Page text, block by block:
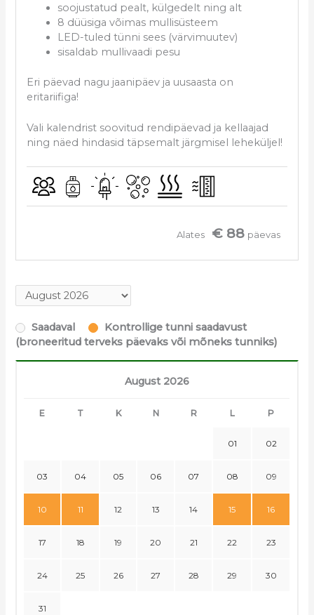
soojustatud pealt, külgedelt ning alt
8 düüsiga võimas mullisüsteem
LED-tuled tünni sees (värvimuutev)
sisaldab mullivaadi pesu
Eri päevad nagu jaanipäev ja uusaasta on
eritariifiga!
Vali kalendrist soovitud rendipäevad ja kellaajad
ning näed hindasid täpsemalt järgmisel leheküljel!
Alates € 88 päevas
Saadaval
Kontrollige tunni saadavust
(broneeritud terveks päevaks või mõneks tunniks)
August 2026
E T K N R L P
01 02
03 04 05 06 07 08 09
10 11 12 13 14 15 16
17 18 19 20 21 22 23
24 25 26 27 28 29 30
31